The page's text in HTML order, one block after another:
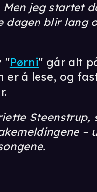
jeg startet
dagen blir lang
"Pørni" går alt
er å lese, og
Steenstrup,
–